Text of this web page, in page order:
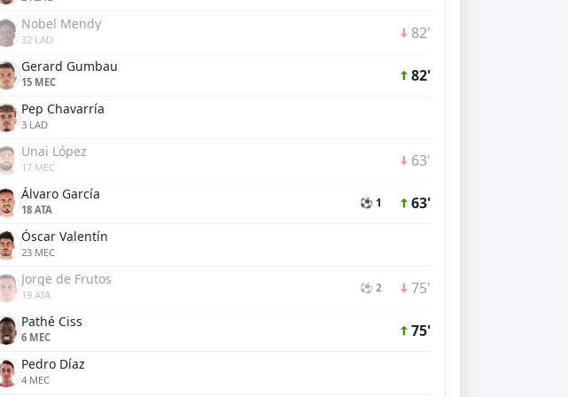
Nobel Mendy
32 LAD 82'
Gerard Gumbau
15 MEC 82'
Pep Chavarría
3 LAD
Unai López
17 MEC 63'
Álvaro García
18 ATA ⚽ 1 63'
Óscar Valentín
23 MEC
Jorge de Frutos
19 ATA ⚽ 2 75'
Pathé Ciss
6 MEC 75'
Pedro Díaz
4 MEC